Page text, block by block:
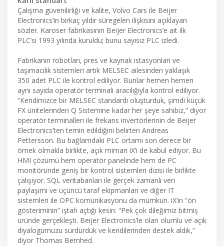
Çalışma güvenilirliği ve kalite, Volvo Cars ile Beijer
Electronics’in birkaç yıldır süregelen ilişkisini açıklayan
sözler. Karoser fabrikasının Beijer Electronics’e ait ilk
PLC’si 1993 yılında kuruldu; bunu sayısız PLC izledi.
Fabrikanın robotları, pres ve kaynak istasyonları ve
taşımacılık sistemleri artık MELSEC ailesinden yaklaşık
350 adet PLC ile kontrol ediliyor. Bunlar hemen hemen
aynı sayıda operatör terminali aracılığıyla kontrol ediliyor.
“Kendimizce bir MELSEC standardı oluşturduk, şimdi küçük
FX ünitelerinden Q Sistemine kadar her şeye sahibiz,” diyor
operatör terminalleri ile frekans invertörlerinin de Beijer
Electronics’ten temin edildiğini belirten Andreas
Pettersson. Bu bağlamdaki PLC ortamı son derece bir
örnek olmakla birlikte, açık mimari iX’i de kabul ediyor. Bu
HMI çözümü hem operatör panelinde hem de PC
monitöründe geniş bir kontrol sistemleri dizisi ile birlikte
çalışıyor. SQL veritabanları ile gerçek zamanlı veri
paylaşımı ve üçüncü taraf ekipmanları ve diğer IT
sistemleri ile OPC komünikasyonu da mümkün. iX’in “ön
gösteriminin” iştah açtığı kesin: “Pek çok dileğimiz bitmiş
üründe gerçekleşti. Beijer Electronics’le olan olumlu ve açık
diyalogumuzu sürdürdük ve kendilerinden destek aldık,”
diyor Thomas Bernhed.